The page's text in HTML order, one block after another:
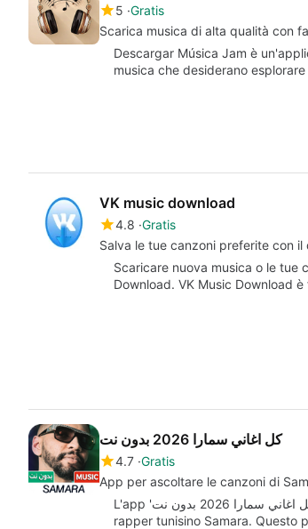
5 Gratis
Scarica musica di alta qualità con
Descargar Música Jam è
musica che desiderano
VK music download
4.8 Gratis
Salva le tue canzoni preferite con il
Scaricare nuova musica o le tue
Download. VK Music Download
كل اغاني سمارا 2026 بدون نت
4.7 Gratis
App per ascoltare le canzoni di
L'app 'كل اغاني سمارا 2026 بدون نت' è una soluzione ideale per gli appassionati delle canzoni del
rapper tunisino Samara. Questo